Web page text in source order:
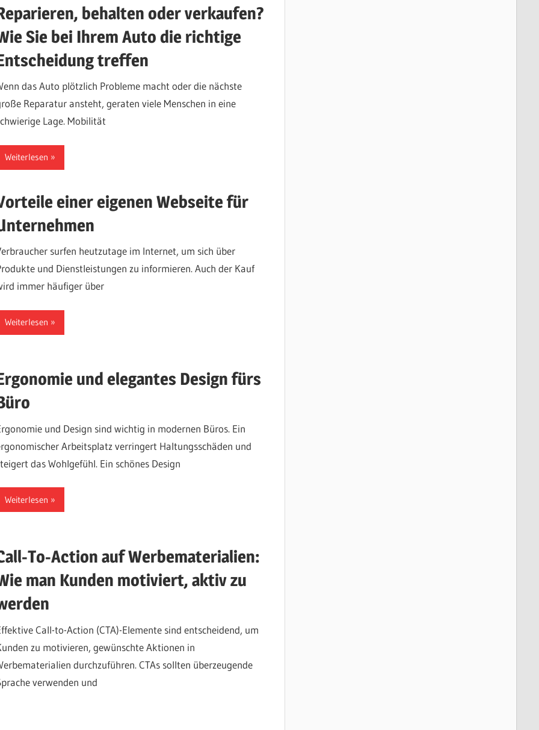
behalten oder verkaufen?
Sie bei Ihrem Auto die richtige
treffen
das Auto plötzlich Probleme macht oder die nächste
Reparatur ansteht, geraten viele Menschen in eine
Lage. Mobilität
Weiterlesen
einer eigenen Webseite für
surfen heutzutage im Internet, um sich über
und Dienstleistungen zu informieren. Auch der Kauf
immer häufiger über
Weiterlesen
und elegantes Design fürs
und Design sind wichtig in modernen Büros. Ein
Arbeitsplatz verringert Haltungsschäden und
das Wohlgefühl. Ein schönes Design
Weiterlesen
To-Action auf Werbematerialien:
man Kunden motiviert, aktiv zu
Call-to-Action (CTA)-Elemente sind entscheidend, um
zu motivieren, gewünschte Aktionen in
durchzuführen. CTAs sollten überzeugende
verwenden und